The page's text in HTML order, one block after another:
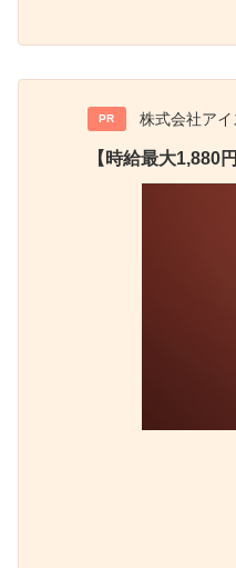
PR 株式会社ア
【時給最大1,880